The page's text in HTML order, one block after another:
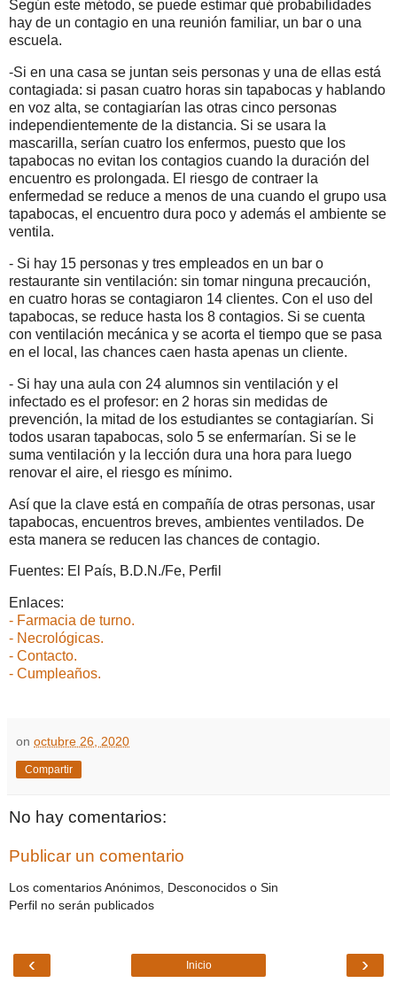
Según este método, se puede estimar qué probabilidades
hay de un contagio en una reunión familiar, un bar o una
escuela.
-Si en una casa se juntan seis personas y una de ellas está
contagiada: si pasan cuatro horas sin tapabocas y hablando
en voz alta, se contagiarían las otras cinco personas
independientemente de la distancia. Si se usara la
mascarilla, serían cuatro los enfermos, puesto que los
tapabocas no evitan los contagios cuando la duración del
encuentro es prolongada. El riesgo de contraer la
enfermedad se reduce a menos de una cuando el grupo usa
tapabocas, el encuentro dura poco y además el ambiente se
ventila.
- Si hay 15 personas y tres empleados en un bar o
restaurante sin ventilación: sin tomar ninguna precaución,
en cuatro horas se contagiaron 14 clientes. Con el uso del
tapabocas, se reduce hasta los 8 contagios. Si se cuenta
con ventilación mecánica y se acorta el tiempo que se pasa
en el local, las chances caen hasta apenas un cliente.
- Si hay una aula con 24 alumnos sin ventilación y el
infectado es el profesor: en 2 horas sin medidas de
prevención, la mitad de los estudiantes se contagiarían. Si
todos usaran tapabocas, solo 5 se enfermarían. Si se le
suma ventilación y la lección dura una hora para luego
renovar el aire, el riesgo es mínimo.
Así que la clave está en compañía de otras personas, usar
tapabocas, encuentros breves, ambientes ventilados. De
esta manera se reducen las chances de contagio.
Fuentes: El País, B.D.N./Fe, Perfil
Enlaces:
- Farmacia de turno.
- Necrológicas.
- Contacto.
- Cumpleaños.
on octubre 26, 2020
Compartir
No hay comentarios:
Publicar un comentario
Los comentarios Anónimos, Desconocidos o Sin
Perfil no serán publicados
‹ ›
Inicio